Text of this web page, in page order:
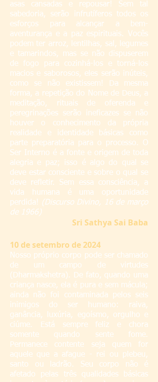
asas cansadas e repousar! Sem tal
sabedoria, serão infrutíferos todos os
esforços para alcançar a bem-
aventurança e a paz espirituais. Vocês
podem ter arroz, lentilhas, sal, legumes
e tamarindos, mas se não dispuserem
de fogo para cozinhá-los e torná-los
macios e saborosos, eles serão inúteis,
como se não existissem! Da mesma
forma, a repetição do Nome de Deus, a
meditação, rituais de oferenda e
peregrinações serão ineficazes se não
houver o conhecimento da própria
realidade e identidade básicas como
parte preparatória para o processo. O
Ser Interno é a fonte e origem de toda
alegria e paz; isso é algo do qual se
deve estar consciente e sobre o qual se
deve refletir. Sem essa consciência, a
vida humana é uma oportunidade
perdida!
(Discurso Divino, 16 de março
de 1966)
Sri Sathya Sai Baba
10 de setembro de 2024
Nosso próprio corpo pode ser chamado
de um campo de virtudes
(Dharmakshetra). De fato, quando uma
criança nasce, ela é pura e sem mácula;
ainda não foi contaminada pelos seis
inimigos do ser humano: raiva,
ganância, luxúria, egoísmo, orgulho e
ciúme. Está sempre feliz e chora
somente quando sente fome.
Permanece contente seja quem for
aquele que a afague - rei ou plebeu,
santo ou ladrão. Seu corpo não é
afetado pelas três qualidades básicas